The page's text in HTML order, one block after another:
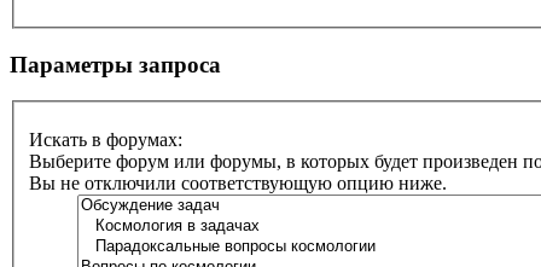
Параметры запроса
Искать в форумах:
Выберите форум или форумы, в которых будет произведен
Вы не отключили соответствующую опцию ниже.